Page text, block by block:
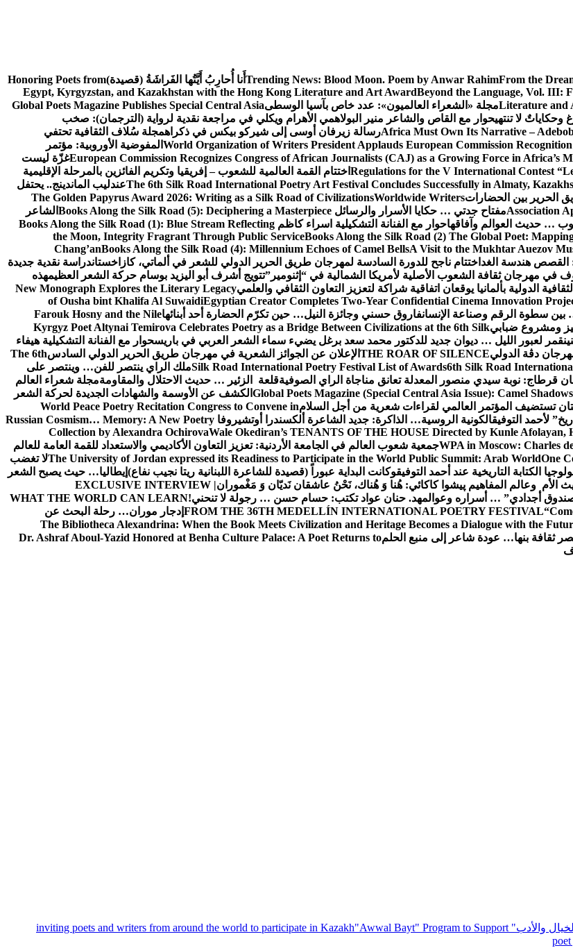
Trending News: Blood Moon. Poem by Anwar RahimFrom the أَنا أُحارِبُ أَيَّتُها الفَراشَةُ (قصيدة)Honoring Poets from
Egypt, Kyrgyzstan, and Kazakhstan with the Hong Kong Literature and Art AwardBeyond the Language, Vol. III:
Literature andمجلة «الشعراء العالميون»: عدد خاص بآسيا الوسطىGlobal Poets Magazine Publishes Special Central Asia
لا تنتهيحوار مع القاص والشاعر منير البولاهمي الأهرام ويكلي في مراجعة نقدية لرواية (الترجمان): صخب
Africa Must Own Its Narrative –رسالة زيرفان أوسى إلى شيركو بيكس في ذكراهمجلة سُلاف الثقافية تحتفي
World Organization of Writers President Applauds European Commission المفوضية الأوروبية: مؤتمر
European Commission Recognizes Congress of African Journalists (CAJ) as a Growing Force in Africa’sغزّة ليست
Regulations for the V International Contest اختتام القمة العالمية للشعوب – إفريقيا وتكريم الفائزين بالمرحلة الإقليمية
The 6th Silk Road International Poetry Art Festival Concludes Successfully in Almaty,عندليب الماندينج.. يحتفل
The Golden Papyrus Award 2026: Writing as a Silk Road of CivilizationsWorldwide Writers
Associationمفتاح جدتي … حكايا الأسرار والرسائل Books Along the Silk Road (5): Deciphering a Masterpiece الشاعر
… حديث العوالم وآفاقهاحوار مع الفنانة التشكيلية اسراء كاظم Books Along the Silk Road (1): Blue Stream Reflecting
the Moon, Integrity Fragrant Through Public ServiceBooks Along the Silk Road (2) The Global Poet:
Chang’anBooks Along the Silk Road (4): Millennium Echoes of Camel BellsA Visit to the Mukhtar Auezov
القصص هندسة الغد اختتام ناجح للدورة السادسة لمهرجان طريق الحرير الدولي للشعر في ألماتي، كازاخستاندراسة نقدية جديدة
في مهرجان ثقافة الشعوب الأصلية لأمريكا الشمالية في “إثنومير”تتويج أشرف أبو اليزيد بوسام حركة الشعر العظيمهذه
الدولية بألمانيا يوقعان اتفاقية شراكة لتعزيز التعاون الثقافي والعلميNew Monograph Explores the Literary Legacy
of Ousha bint Khalifa Al SuwaidiEgyptian Creator Completes Two-Year Confidential Cinema Innovation
بين سطوة الرقم وصناعة الإنسانفاروق حسني وجائزة النيل… حين تكرّم الحضارة أحد أبنائهاFarouk Hosny and the Nile
ومشروع ضبابيKyrgyz Poet Altynai Temirova Celebrates Poetry as a Bridge Between Civilizations at the 6th Silk
قمر لعبور الليل … ديوان جديد للدكتور محمد سعد برغل يضيء سماء الشعر العربي في باريسحوار مع الفنانة التشكيلية هيفاء
دڨة الدوليTHE ROAR OF SILENCE الإعلان عن الجوائز الشعرية في مهرجان طريق الحرير الدولي السادسThe 6th
Silk Road International Poetry Festival List of Awards6th Silk Road
ملك الراي ينتصر للفن… وينتصر على
قرطاج: نوبة سيدي منصور المعدلة تعانق مناجاة الراي الصوفيةقلعة الزئير … حديث الاحتلال والمقاومةمجلة شعراء العالم
Global Poets Magazine (Special Central Asia Issue): Camel الكشف عن الأوسمة والشهادات الجديدة لحركة الشعر
تستضيف المؤتمر العالمي لقراءات شعرية من أجل السلامWorld Peace Poetry Recitation Congress to Convene in
لأحمد التوفيقالكونية الروسية… الذاكرة: جديد الشاعرة ألكسندرا أوتشيروفا Russian Cosmism… Memory: A New Poetry
Collection by Alexandra OchirovaWale Okediran’s TENANTS OF THE HOUSE Directed by Kunle
WPA in Moscow: Charlesجمعية شعوب العالم في الجامعة الأردنية: تعزيز التعاون الأكاديمي والاستعداد للقمة العامة للعالم
The University of Jordan expressed its Readiness to Participate in the World Public Summit: Arab WorldOne
لا تغضب
الكتابة التاريخية عند أحمد التوفيقوكانت البداية عبوراً (قصيدة للشاعرة اللبنانية ريتا نجيب نفاع) إيطاليا… حيث يصبح الشعر
وعالم المفاهيم پیشوا کاکائي: هُنا وَ هُناك، نَحْنُ عاشقان نَديّان وَ مَغْمورانEXCLUSIVE INTERVIEW |
أجدادي” … أسراره وعوالمهد. حنان عواد تكتب: حسام حسن … رجولة لا تنحني!WHAT THE WORLD CAN LEARN
FROM THE 36TH MEDELLÍN INTERNATIONAL POETRY FESTIVAL إدجار موران… رحلة البحث عن
The Bibliotheca Alexandrina: When the Book Meets Civilization and Heritage Becomes a Dialogue with the
ثقافة بنها… عودة شاعر إلى منبع الحلمDr. Ashraf Aboul-Yazid Honored at Benha Culture Palace: A Poet Returns to
والأدب" inviting poets and writers from around the world to participate in Kazakh
"Awwal Bayt" Program to Support